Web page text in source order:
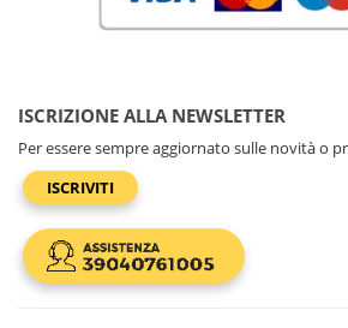
ISCRIZIONE ALLA NEWSLETTER
Per essere sempre aggiornato sulle novità o
ISCRIVITI